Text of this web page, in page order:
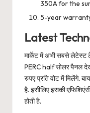
350A for the
5-year
Latest
मार्केट में अभी सबसे लेटेस्ट
PERC half सोलर पैनल
रुपए प्रति वोट में मिलेंगे.
है. इसीलिए इसकी
होती है.